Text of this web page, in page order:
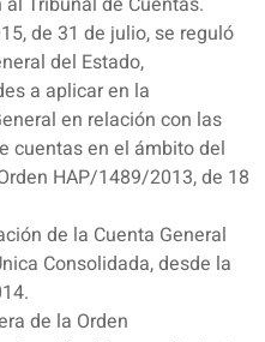
de 31 de julio, se reguló
del Estado,
a aplicar en la
en relación con las
cuentas en el ámbito del
HAP/1489/2013, de 18
de la Cuenta General
Consolidada, desde la
de la Orden